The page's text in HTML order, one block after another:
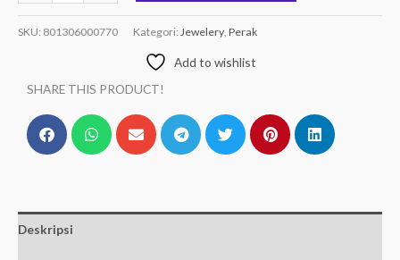
SKU: 801306000770 Kategori: Jewelery Perak
Add to wishlist
SHARE THIS PRODUCT!
Deskripsi